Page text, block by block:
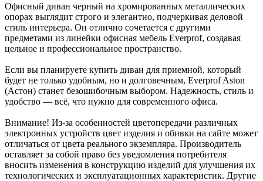
Офисный диван черный на хромированных металлических
опорах выглядит строго и элегантно, подчеркивая деловой
стиль интерьера. Он отлично сочетается с другими
предметами из линейки офисная мебель Everprof, создавая
цельное и профессиональное пространство.
Если вы планируете купить диван для приемной, который
будет не только удобным, но и долговечным, Everprof Aston
(Астон) станет безошибочным выбором. Надежность, стиль и
удобство — всё, что нужно для современного офиса.
Внимание! Из-за особенностей цветопередачи различных
электронных устройств цвет изделия и обивки на сайте может
отличаться от цвета реального экземпляра. Производитель
оставляет за собой право без уведомления потребителя
вносить изменения в конструкцию изделий для улучшения их
технологических и эксплуатационных характеристик. Другие